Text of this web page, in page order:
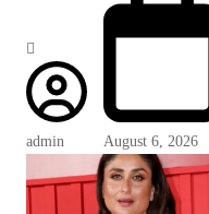
admin August 6, 2026